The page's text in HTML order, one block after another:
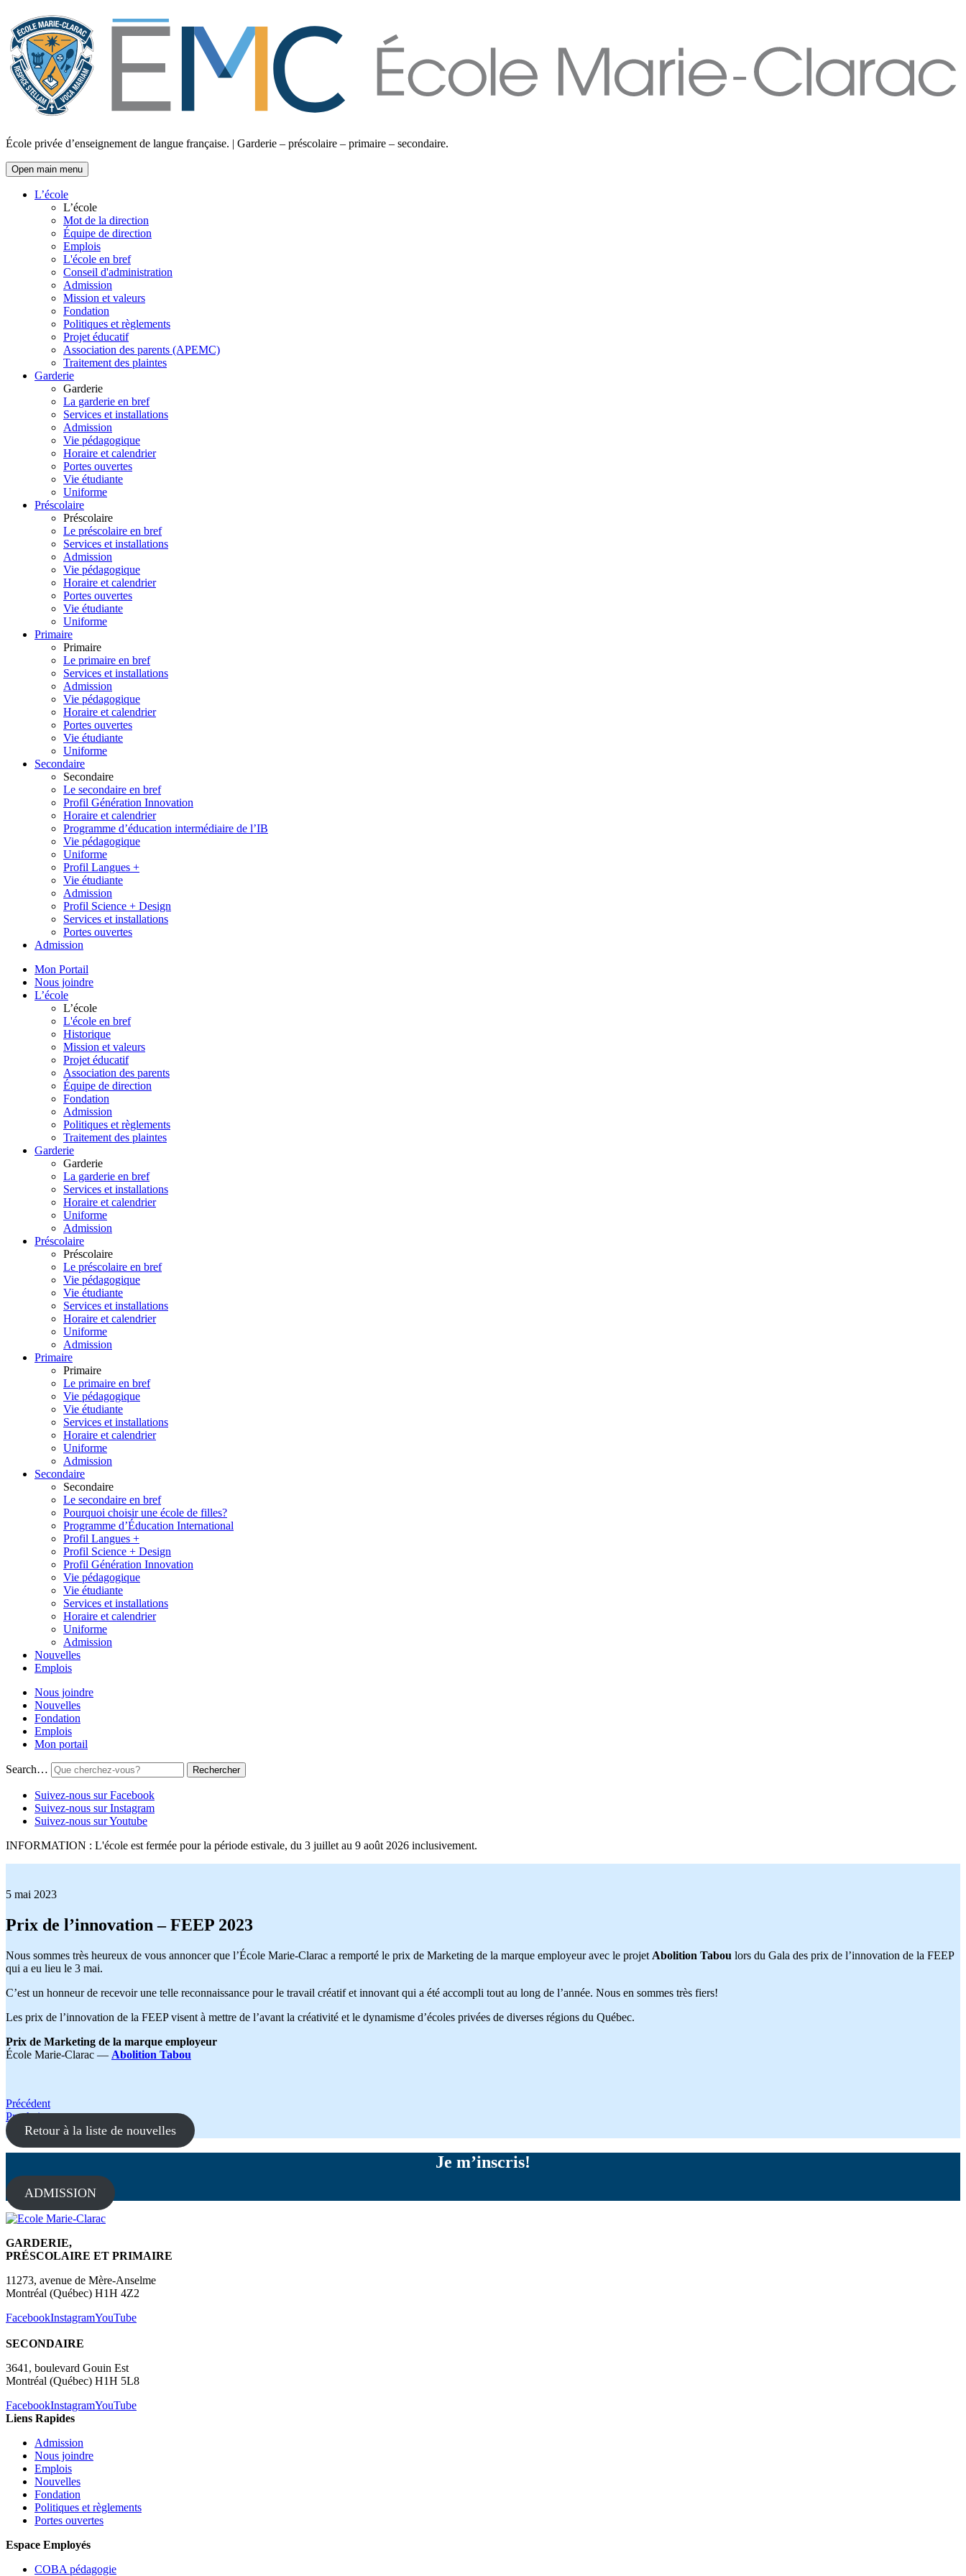
École privée d’enseignement de langue française. | Garderie – préscolaire – primaire – secondaire.
Open main menu
L’école
L’école
Mot de la direction
Équipe de direction
Emplois
L'école en bref
Conseil d'administration
Admission
Mission et valeurs
Fondation
Politiques et règlements
Projet éducatif
Association des parents (APEMC)
Traitement des plaintes
Garderie
Garderie
La garderie en bref
Services et installations
Admission
Vie pédagogique
Horaire et calendrier
Portes ouvertes
Vie étudiante
Uniforme
Préscolaire
Préscolaire
Le préscolaire en bref
Services et installations
Admission
Vie pédagogique
Horaire et calendrier
Portes ouvertes
Vie étudiante
Uniforme
Primaire
Primaire
Le primaire en bref
Services et installations
Admission
Vie pédagogique
Horaire et calendrier
Portes ouvertes
Vie étudiante
Uniforme
Secondaire
Secondaire
Le secondaire en bref
Profil Génération Innovation
Horaire et calendrier
Programme d’éducation intermédiaire de l’IB
Vie pédagogique
Uniforme
Profil Langues +
Vie étudiante
Admission
Profil Science + Design
Services et installations
Portes ouvertes
Admission
Mon Portail
Nous joindre
L’école
L’école
L'école en bref
Historique
Mission et valeurs
Projet éducatif
Association des parents
Équipe de direction
Fondation
Admission
Politiques et règlements
Traitement des plaintes
Garderie
Garderie
La garderie en bref
Services et installations
Horaire et calendrier
Uniforme
Admission
Préscolaire
Préscolaire
Le préscolaire en bref
Vie pédagogique
Vie étudiante
Services et installations
Horaire et calendrier
Uniforme
Admission
Primaire
Primaire
Le primaire en bref
Vie pédagogique
Vie étudiante
Services et installations
Horaire et calendrier
Uniforme
Admission
Secondaire
Secondaire
Le secondaire en bref
Pourquoi choisir une école de filles?
Programme d’Éducation International
Profil Langues +
Profil Science + Design
Profil Génération Innovation
Vie pédagogique
Vie étudiante
Services et installations
Horaire et calendrier
Uniforme
Admission
Nouvelles
Emplois
Nous joindre
Nouvelles
Fondation
Emplois
Mon portail
Search…
Suivez-nous sur Facebook
Suivez-nous sur Instagram
Suivez-nous sur Youtube
INFORMATION : L'école est fermée pour la période estivale, du 3 juillet au 9 août 2026 inclusivement.
5 mai 2023
Prix de l’innovation – FEEP 2023
Nous sommes très heureux de vous annoncer que l’École Marie-Clarac a remporté le prix de Marketing de la marque employeur avec le projet Abolition Tabou lors du Gala des prix de l’innovation de la FEEP
qui a eu lieu le 3 mai.
C’est un honneur de recevoir une telle reconnaissance pour le travail créatif et innovant qui a été accompli tout au long de l’année. Nous en sommes très fiers!
Les prix de l’innovation de la FEEP visent à mettre de l’avant la créativité et le dynamisme d’écoles privées de diverses régions du Québec.
Prix de Marketing de la marque employeur
École Marie-Clarac — Abolition Tabou
Navigation
de
l'article
Précédent
Prochain
Retour à la liste de nouvelles
Je m’inscris!
ADMISSION
GARDERIE,
PRÉSCOLAIRE ET PRIMAIRE
11273, avenue de Mère-Anselme
Montréal (Québec) H1H 4Z2
FacebookInstagramYouTube
SECONDAIRE
3641, boulevard Gouin Est
Montréal (Québec) H1H 5L8
FacebookInstagramYouTube
Liens Rapides
Admission
Nous joindre
Emplois
Nouvelles
Fondation
Politiques et règlements
Portes ouvertes
Espace Employés
COBA pédagogie